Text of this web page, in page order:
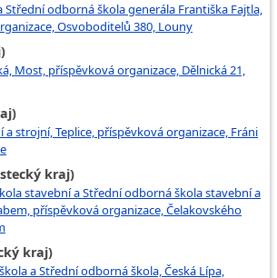
Střední odborná škola generála Františka Fajtla,
Osvoboditelů 380, Louny
Most, příspěvková organizace, Dělnická 21,
strojní, Teplice, příspěvková organizace, Fráni
kraj)
stavební a Střední odborná škola stavební a
příspěvková organizace, Čelakovského
kraj)
a Střední odborná škola, Česká Lípa,